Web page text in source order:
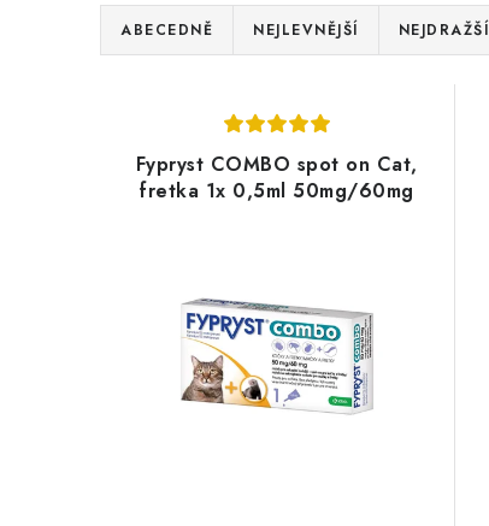
Ř
a
ABECEDNĚ NEJLEVNĚJŠÍ NEJDRAŽŠÍ
Fypryst COMBO spot on Cat,
fretka 1x 0,5ml 50mg/60mg